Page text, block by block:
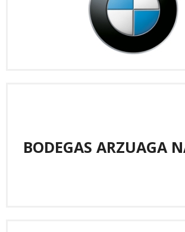
BODEGAS ARZUAGA